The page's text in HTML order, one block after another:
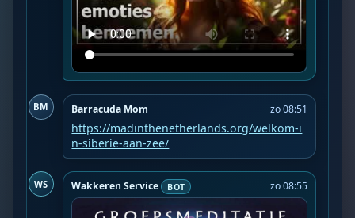
BM Barracuda Mom zo 08:51
https://madinthenetherlands.org/welkom-i
n-siberie-aan-zee/
WS Wakkeren Service BOT zo 08:55